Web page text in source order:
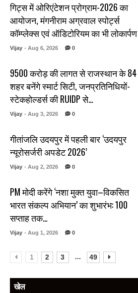
गिट्स में ओरिएंटेशन प्रोग्राम-2026 का
आयोजन, मंगनीराम अग्रवाल स्पोर्ट्स
कॉम्प्लेक्स एवं ऑडिटोरियम का भी लोकार्पण
Vijay - Aug 6, 2026 0
₹9500 करोड़ की लागत से राजस्थान के 84
शहर बनेंगे स्मार्ट सिटी, जनप्रतिनिधियों-
स्टेकहोल्डर्स की RUIDP से…
Vijay - Aug 3, 2026 0
गीतांजलि उदयपुर में पहली बार ‘उदयपुर
न्यूरोसर्जरी अपडेट 2026’
Vijay - Aug 2, 2026 0
PM मोदी करेंगे ‘नशा मुक्त युवा–विकसित
भारत संकल्प अभियान’ का शुभारंभ: 100
सप्ताह तक…
Vijay - Aug 1, 2026 0
1 2 3 ... 49
खेल